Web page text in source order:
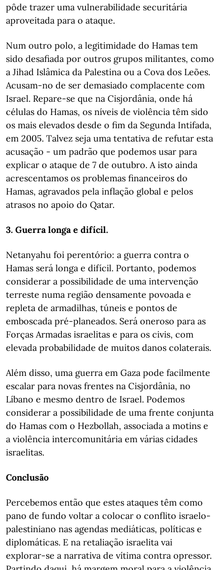
pôde trazer uma vulnerabilidade securitária
aproveitada para o ataque.
Num outro polo, a legitimidade do Hamas tem
sido desafiada por outros grupos militantes, como
a Jihad Islâmica da Palestina ou a Cova dos Leões.
Acusam-no de ser demasiado complacente com
Israel. Repare-se que na Cisjordânia, onde há
células do Hamas, os níveis de violência têm sido
os mais elevados desde o fim da Segunda Intifada,
em 2005. Talvez seja uma tentativa de refutar esta
acusação - um padrão que podemos usar para
explicar o ataque de 7 de outubro. A isto ainda
acrescentamos os problemas financeiros do
Hamas, agravados pela inflação global e pelos
atrasos no apoio do Qatar.
3. Guerra longa e difícil.
Netanyahu foi perentório: a guerra contra o
Hamas será longa e difícil. Portanto, podemos
considerar a possibilidade de uma intervenção
terreste numa região densamente povoada e
repleta de armadilhas, túneis e pontos de
emboscada pré-planeados. Será oneroso para as
Forças Armadas israelitas e para os civis, com
elevada probabilidade de muitos danos colaterais.
Além disso, uma guerra em Gaza pode facilmente
escalar para novas frentes na Cisjordânia, no
Líbano e mesmo dentro de Israel. Podemos
considerar a possibilidade de uma frente conjunta
do Hamas com o Hezbollah, associada a motins e
a violência intercomunitária em várias cidades
israelitas.
Conclusão
Percebemos então que estes ataques têm como
pano de fundo voltar a colocar o conflito israelo-
palestiniano nas agendas mediáticas, políticas e
diplomáticas. E na retaliação israelita vai
explorar-se a narrativa de vítima contra opressor.